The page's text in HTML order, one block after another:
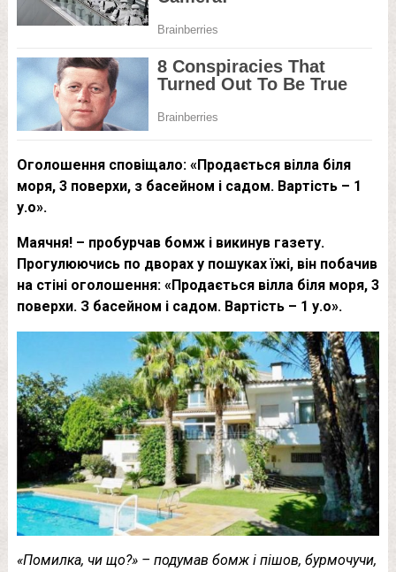
Оголошення сповіщало: «Продається вілла біля
моря, 3 поверхи, з басейном і садом. Вартість – 1
у.о».
Маячня! – пробурчав бoмж і викинув газету.
Прогулюючись по дворах у пошуках їжі, він побачив
на стіні оголошення: «Продається вілла біля моря, 3
поверхи. З басейном і садом. Вартість – 1 у.о».
«Помилка, чи що?» – подумав бoмж і пішов, бурмочучи,